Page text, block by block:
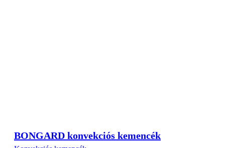
BONGARD konvekciós kemencék